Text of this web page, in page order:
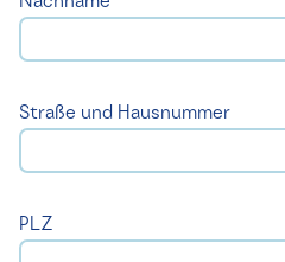
Straße und Hausnummer
PLZ